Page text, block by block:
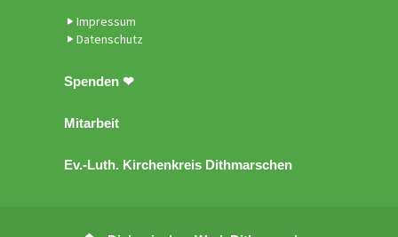
Impressum
Datenschutz
Spenden ❤
Mitarbeit
Ev.-Luth. Kirchenkreis Dithmarschen